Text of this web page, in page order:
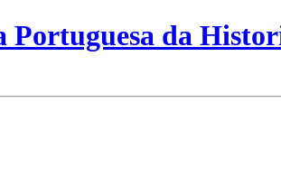
Portuguesa da